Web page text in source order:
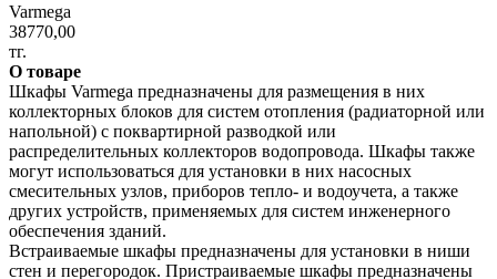
Varmega
38770,00
тг.
О товаре
Шкафы Varmega предназначены для размещения в них
коллекторных блоков для систем отопления (радиаторной или
напольной) с поквартирной разводкой или
распределительных коллекторов водопровода. Шкафы также
могут использоваться для установки в них насосных
смесительных узлов, приборов тепло- и водоучета, а также
других устройств, применяемых для систем инженерного
обеспечения зданий.
Встраиваемые шкафы предназначены для установки в ниши
стен и перегородок. Пристраиваемые шкафы предназначены